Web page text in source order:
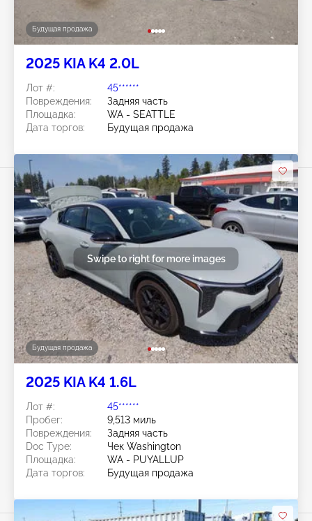
Будущая продажа
2025 KIA K4 2.0L
Лот #:
45******
Повреждения:
Задняя часть
Площадка:
WA - SEATTLE
Дата торгов:
Будущая продажа
Будущая продажа
Swipe to right for more images
2025 KIA K4 1.6L
Лот #:
45******
Пробег:
9,513 миль
Повреждения:
Задняя часть
Doc Type:
Чек Washington
Площадка:
WA - PUYALLUP
Дата торгов:
Будущая продажа